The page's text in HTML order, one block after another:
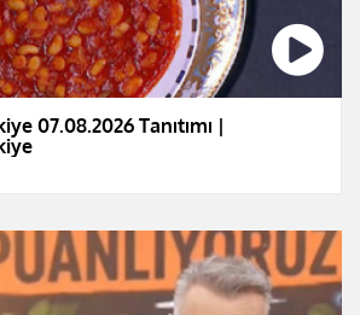
07.08.2026 Tanıtımı |